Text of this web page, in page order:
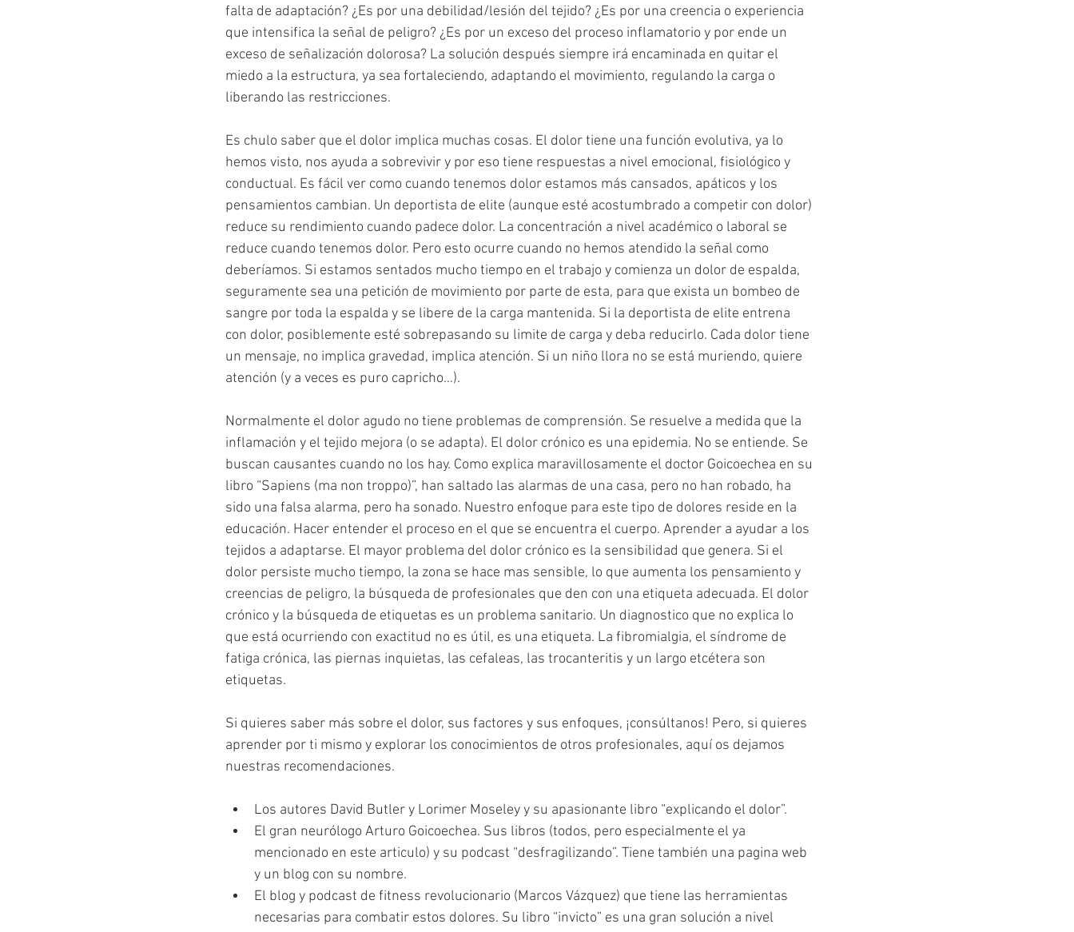
falta de adaptación? ¿Es por una debilidad/lesión del tejido? ¿Es por una creencia o experiencia
que intensifica la señal de peligro? ¿Es por un exceso del proceso inflamatorio y por ende un
exceso de señalización dolorosa? La solución después siempre irá encaminada en quitar el
miedo a la estructura, ya sea fortaleciendo, adaptando el movimiento, regulando la carga o
liberando las restricciones.
Es chulo saber que el dolor implica muchas cosas. El dolor tiene una función evolutiva, ya lo
hemos visto, nos ayuda a sobrevivir y por eso tiene respuestas a nivel emocional, fisiológico y
conductual. Es fácil ver como cuando tenemos dolor estamos más cansados, apáticos y los
pensamientos cambian. Un deportista de elite (aunque esté acostumbrado a competir con dolor)
reduce su rendimiento cuando padece dolor. La concentración a nivel académico o laboral se
reduce cuando tenemos dolor. Pero esto ocurre cuando no hemos atendido la señal como
deberíamos. Si estamos sentados mucho tiempo en el trabajo y comienza un dolor de espalda,
seguramente sea una petición de movimiento por parte de esta, para que exista un bombeo de
sangre por toda la espalda y se libere de la carga mantenida. Si la deportista de elite entrena
con dolor, posiblemente esté sobrepasando su limite de carga y deba reducirlo. Cada dolor tiene
un mensaje, no implica gravedad, implica atención. Si un niño llora no se está muriendo, quiere
atención (y a veces es puro capricho…).
Normalmente el dolor agudo no tiene problemas de comprensión. Se resuelve a medida que la
inflamación y el tejido mejora (o se adapta). El dolor crónico es una epidemia. No se entiende. Se
buscan causantes cuando no los hay. Como explica maravillosamente el doctor Goicoechea en su
libro “Sapiens (ma non troppo)”, han saltado las alarmas de una casa, pero no han robado, ha
sido una falsa alarma, pero ha sonado. Nuestro enfoque para este tipo de dolores reside en la
educación. Hacer entender el proceso en el que se encuentra el cuerpo. Aprender a ayudar a los
tejidos a adaptarse. El mayor problema del dolor crónico es la sensibilidad que genera. Si el
dolor persiste mucho tiempo, la zona se hace mas sensible, lo que aumenta los pensamiento y
creencias de peligro, la búsqueda de profesionales que den con una etiqueta adecuada. El dolor
crónico y la búsqueda de etiquetas es un problema sanitario. Un diagnostico que no explica lo
que está ocurriendo con exactitud no es útil, es una etiqueta. La fibromialgia, el síndrome de
fatiga crónica, las piernas inquietas, las cefaleas, las trocanteritis y un largo etcétera son
etiquetas.
Si quieres saber más sobre el dolor, sus factores y sus enfoques, ¡consúltanos! Pero, si quieres
aprender por ti mismo y explorar los conocimientos de otros profesionales, aquí os dejamos
nuestras recomendaciones.
Los autores David Butler y Lorimer Moseley y su apasionante libro “explicando el dolor”.
El gran neurólogo Arturo Goicoechea. Sus libros (todos, pero especialmente el ya
mencionado en este articulo) y su podcast “desfragilizando”. Tiene también una pagina web
y un blog con su nombre.
El blog y podcast de fitness revolucionario (Marcos Vázquez) que tiene las herramientas
necesarias para combatir estos dolores. Su libro “invicto” es una gran solución a nivel